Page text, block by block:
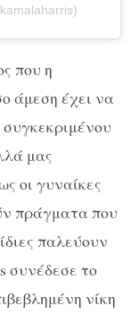
που η
άμεση έχει να
μας
οι γυναίκες
πράγματα που
παλεύουν
συνέδεσε το
νίκη